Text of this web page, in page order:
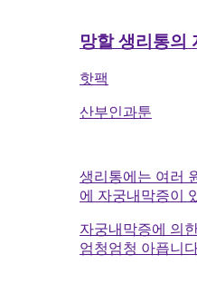
망할 생리통의
핫팩
산부인과툰
생리통에는 여러
에 자궁내막증이
자궁내막증에 의
엄청엄청 아픕니